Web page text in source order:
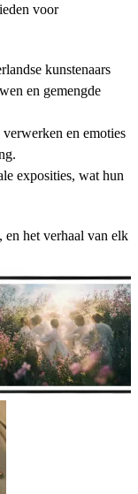
voor
kunstenaars
en gemengde
en emoties
exposities, wat hun
en het verhaal van elk